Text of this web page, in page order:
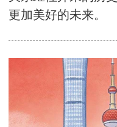
更加美好的未来。